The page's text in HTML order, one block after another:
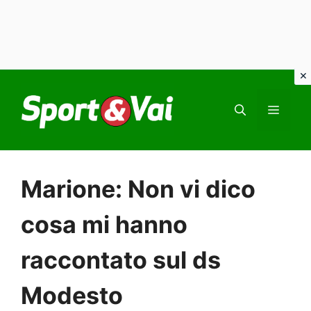
contenuto
Marione: Non vi dico
cosa mi hanno
raccontato sul ds
Modesto